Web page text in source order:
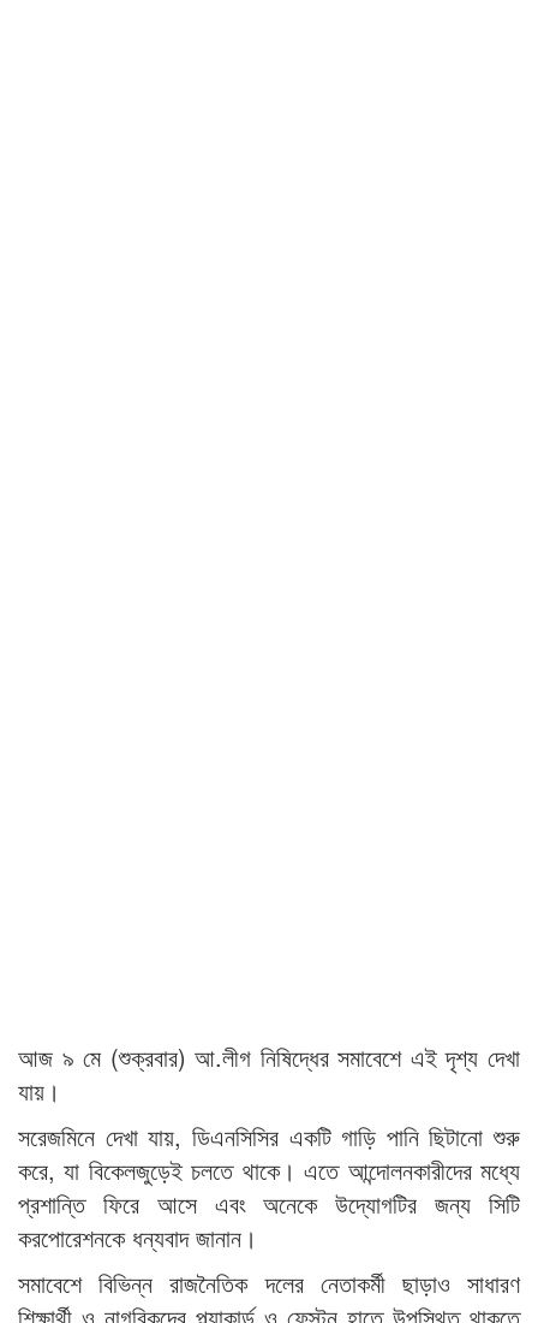
আজ ৯ মে (শুক্রবার) আ.লীগ নিষিদ্ধের সমাবেশে এই দৃশ্য দেখা
যায়।
সরেজমিনে দেখা যায়, ডিএনসিসির একটি গাড়ি পানি ছিটানো শুরু
করে, যা বিকেলজুড়েই চলতে থাকে। এতে আন্দোলনকারীদের মধ্যে
প্রশান্তি ফিরে আসে এবং অনেকে উদ্যোগটির জন্য সিটি
করপোরেশনকে ধন্যবাদ জানান।
সমাবেশে বিভিন্ন রাজনৈতিক দলের নেতাকর্মী ছাড়াও সাধারণ